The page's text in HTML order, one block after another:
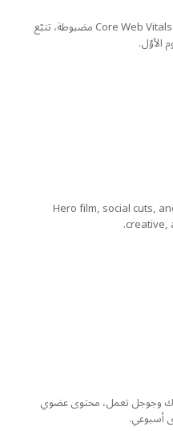
موقع متعدّد اللغات، Core Web Vitals مضبوطة، تتبّع
الأوّل.
Hero film, social cuts,
creative,
وجوجل تعمل، محتوى عضوي
أسبوعي.